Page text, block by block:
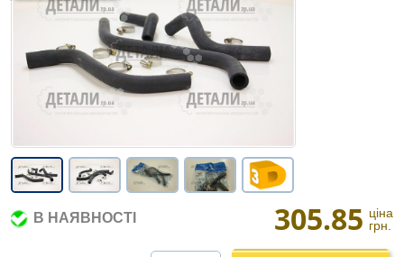
В НАЯВНОСТІ 305.85 ціна
грн.